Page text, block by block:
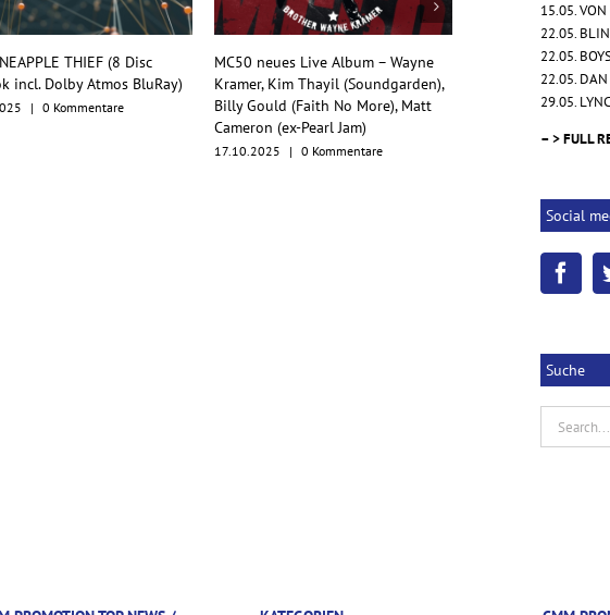
neues Live Album – Wayne
Kim Thayil (Soundgarden),
(Faith No More), Matt
TesseracT begeistern mit
Konzertfilm und O.S.T. als
Multiformat-Release
17.10.2025 | 0 Kommentare
NOVEMBRE –
17.10.2025 | 0
15.05. VON
22.05.
22.05.
22.05. DAN
29.05.
– > FULL
Social
Suche